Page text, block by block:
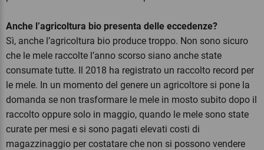
Anche l’agricoltura bio presenta delle eccedenze?
Sì, anche l’agricoltura bio produce troppo. Non sono sicuro
che le mele raccolte l’anno scorso siano anche state
consumate tutte. Il 2018 ha registrato un raccolto record per
le mele. In un momento del genere un agricoltore si pone la
domanda se non trasformare le mele in mosto subito dopo il
raccolto oppure solo in maggio, quando le mele sono state
curate per mesi e si sono pagati elevati costi di
magazzinaggio per costatare che non si possono vendere